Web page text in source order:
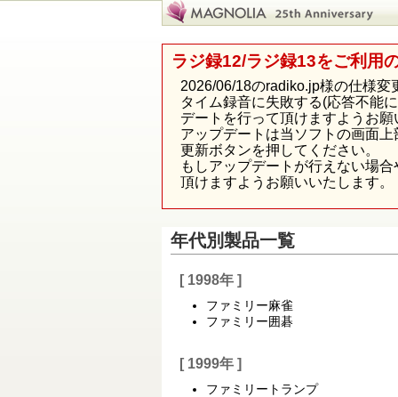
ラジ録12/ラジ録13をご利用
2026/06/18のradiko.jp様の仕様
タイム録音に失敗する(応答不能
デートを行って頂けますようお願
アップデートは当ソフトの画面
更新ボタンを押してください。
もしアップデートが行えない場
頂けますようお願いいたします。
年代別製品一覧
[ 1998年 ]
ファミリー麻雀
ファミリー囲碁
[ 1999年 ]
ファミリートランプ